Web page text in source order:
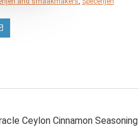
Ceylon Cinnamon